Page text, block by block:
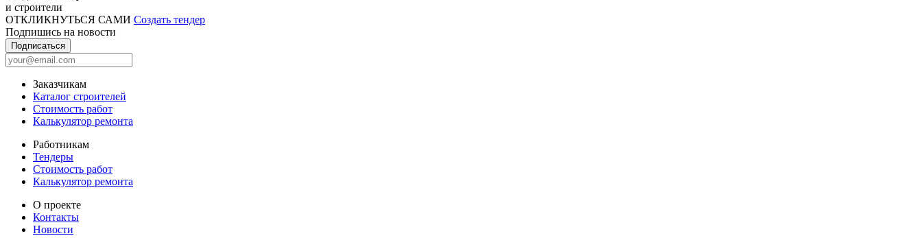
и строители
ОТКЛИКНУТЬСЯ САМИ Создать тендер
Подпишись на новости
Подписаться
Заказчикам
Каталог строителей
Стоимость работ
Калькулятор ремонта
Работникам
Тендеры
Стоимость работ
Калькулятор ремонта
О проекте
Контакты
Новости